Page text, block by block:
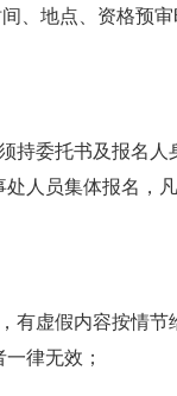
、地点、资格预
持委托书及报名人
人员集体报名，
有虚假内容按情
律无效；